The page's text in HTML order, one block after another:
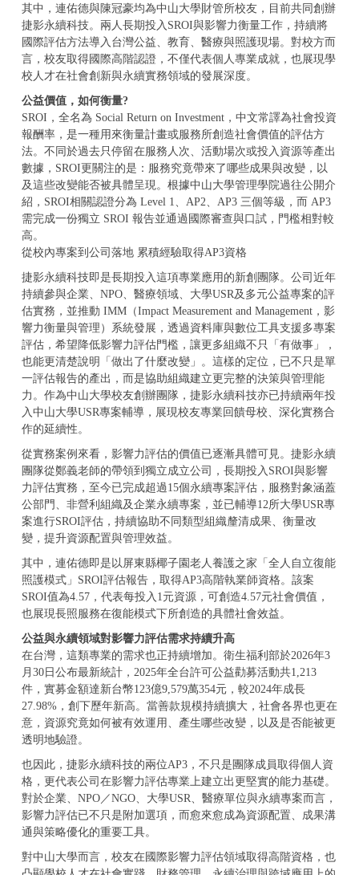
其中，連佑德與陳冠豪均為中山大學財管所校友，目前共同創辦
捷影永續科技。兩人長期投入SROI與影響力衡量工作，持續將
國際評估方法導入台灣公益、教育、醫療與照護現場。對校方而
言，校友取得國際高階認證，不僅代表個人專業成就，也展現學
校人才在社會創新與永續實務領域的發展深度。
公益價值，如何衡量?
SROI，全名為 Social Return on Investment，中文常譯為社會投資
報酬率，是一種用來衡量計畫或服務所創造社會價值的評估方
法。不同於過去只停留在服務人次、活動場次或投入資源等產出
數據，SROI更關注的是：服務究竟帶來了哪些成果與改變，以
及這些改變能否被具體呈現。根據中山大學管理學院過往公開介
紹，SROI相關認證分為 Level 1、AP2、AP3 三個等級，而 AP3
需完成一份獨立 SROI 報告並通過國際審查與口試，門檻相對較
高。
從校內專案到公司落地 累積經驗取得AP3資格
捷影永續科技即是長期投入這項專業應用的新創團隊。公司近年
持續參與企業、NPO、醫療領域、大學USR及多元公益專案的評
估實務，並推動 IMM（Impact Measurement and Management，影
響力衡量與管理）系統發展，透過資料庫與數位工具支援多專案
評估，希望降低影響力評估門檻，讓更多組織不只「有做事」，
也能更清楚說明「做出了什麼改變」。這樣的定位，已不只是單
一評估報告的產出，而是協助組織建立更完整的決策與管理能
力。作為中山大學校友創辦團隊，捷影永續科技亦已持續兩年投
入中山大學USR專案輔導，展現校友專業回饋母校、深化實務合
作的延續性。
從實務案例來看，影響力評估的價值已逐漸具體可見。捷影永續
團隊從鄭義老師的帶領到獨立成立公司，長期投入SROI與影響
力評估實務，至今已完成超過15個永續專案評估，服務對象涵蓋
公部門、非營利組織及企業永續專案，並已輔導12所大學USR專
案進行SROI評估，持續協助不同類型組織釐清成果、衡量改
變，提升資源配置與管理效益。
其中，連佑德即是以屏東縣椰子園老人養護之家「全人自立復能
照護模式」SROI評估報告，取得AP3高階執業師資格。該案
SROI值為4.57，代表每投入1元資源，可創造4.57元社會價值，
也展現長照服務在復能模式下所創造的具體社會效益。
公益與永續領域對影響力評估需求持續升高
在台灣，這類專業的需求也正持續增加。衛生福利部於2026年3
月30日公布最新統計，2025年全台許可公益勸募活動共1,213
件，實募金額達新台幣123億9,579萬354元，較2024年成長
27.98%，創下歷年新高。當善款規模持續擴大，社會各界也更在
意，資源究竟如何被有效運用、產生哪些改變，以及是否能被更
透明地驗證。
也因此，捷影永續科技的兩位AP3，不只是團隊成員取得個人資
格，更代表公司在影響力評估專業上建立出更堅實的能力基礎。
對於企業、NPO／NGO、大學USR、醫療單位與永續專案而言，
影響力評估已不只是附加選項，而愈來愈成為資源配置、成果溝
通與策略優化的重要工具。
對中山大學而言，校友在國際影響力評估領域取得高階資格，也